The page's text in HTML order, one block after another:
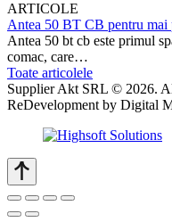
ARTICOLE
Antea 50 BT CB pentru mai
Antea 50 bt cb este primul
comac, care…
Toate articolele
Supplier Akt SRL © 2026.
ReDevelopment by Digital